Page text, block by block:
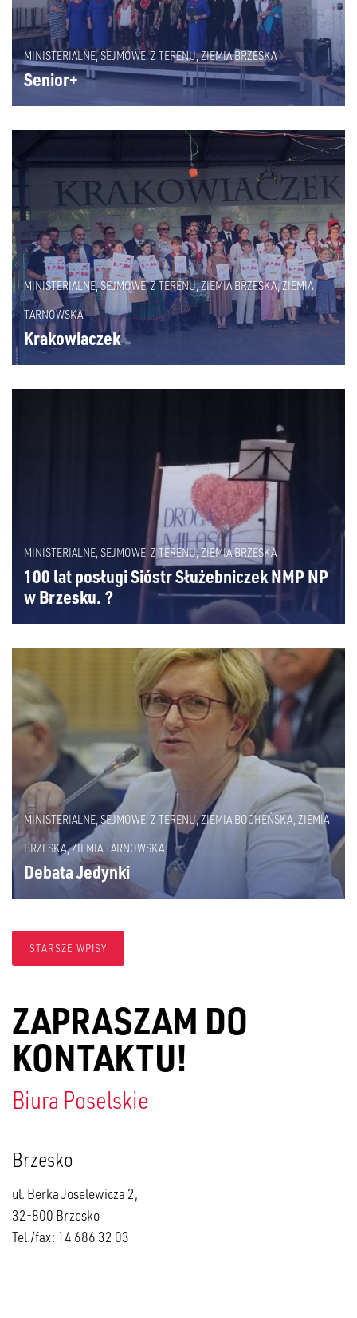
MINISTERIALNE,SEJMOWE,Z TERENU,ZIEMIA BRZESKA
Senior+
MINISTERIALNE,SEJMOWE,Z TERENU,ZIEMIA BRZESKA,ZIEMIA
TARNOWSKA
Krakowiaczek
MINISTERIALNE, SEJMOWE, Z TERENU,ZIEMIA BRZESKA
100 lat posługi Sióstr Służebniczek NMP NP
w Brzesku. ?
MINISTERIALNE, SEJMOWE, Z TERENU,ZIEMIA BOCHEŃSKA, ZIEMIA
BRZESKA,ZIEMIA TARNOWSKA
Debata Jedynki
STARSZE WPISY
ZAPRASZAM DO
KONTAKTU!
Biura Poselskie
Brzesko
ul. Berka Joselewicza 2,
32-800 Brzesko
Tel./fax: 14 686 32 03